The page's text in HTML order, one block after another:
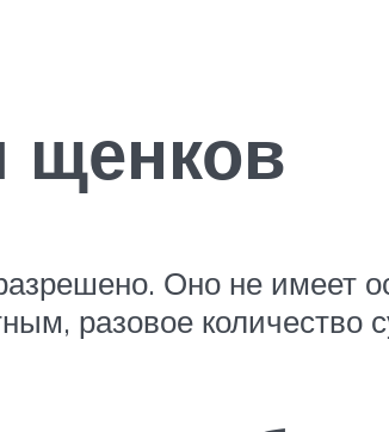
щенков
Оно не имеет
разовое количество